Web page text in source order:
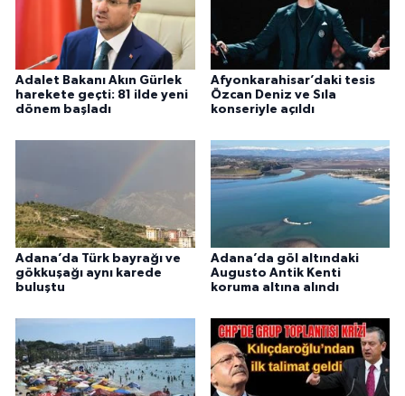
Adalet Bakanı Akın Gürlek
harekete geçti: 81 ilde yeni
dönem başladı
Afyonkarahisar’daki tesis
Özcan Deniz ve Sıla
konseriyle açıldı
Adana’da Türk bayrağı ve
gökkuşağı aynı karede
buluştu
Adana’da göl altındaki
Augusto Antik Kenti
koruma altına alındı